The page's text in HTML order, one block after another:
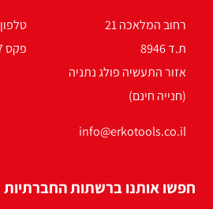
רחוב המלאכה 21
ת.ד 8946
אזור התעשיה פולג נתניה
(חנייה חינם)
טלפון 09-3740111
פקס 09-8328367
info@erkotools.co.il
חפשו אותנו ברשתות החברתיות